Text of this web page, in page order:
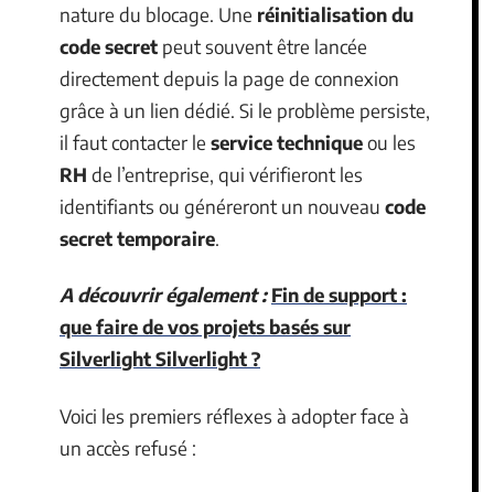
nature du blocage. Une réinitialisation du
code secret peut souvent être lancée
directement depuis la page de connexion
grâce à un lien dédié. Si le problème persiste,
il faut contacter le service techniqueou les
RH de l’entreprise, qui vérifieront les
identifiants ou généreront un nouveau code
secret temporaire.
A découvrir également : Fin de support :
que faire de vos projets basés sur
Silverlight Silverlight ?
Voici les premiers réflexes à adopter face à
un accès refusé :